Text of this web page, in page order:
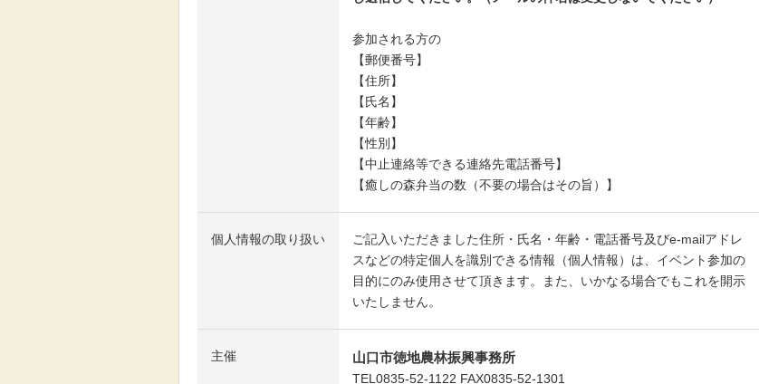
参加される方の
【郵便番号】
【住所】
【氏名】
【年齢】
【性別】
【中止連絡等できる連絡先電話番号】
【癒しの森弁当の数（不要の場合はその旨）】
個人情報の取り扱い
ご記入いただきました住所・氏名・年齢・電話番号及びe-mailアドレ
スなどの特定個人を識別できる情報（個人情報）は、イベント参加の
目的にのみ使用させて頂きます。また、いかなる場合でもこれを開示
いたしません。
主催 山口市徳地農林振興事務所
TEL0835-52-1122 FAX0835-52-1301